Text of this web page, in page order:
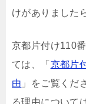
けがありました
京都片付け110
ては、「 京都片
由 」をご覧くだ
る理由について